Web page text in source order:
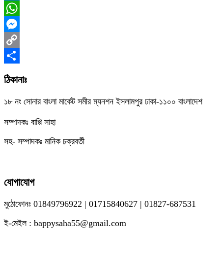
Facebook
WhatsApp
Messenger
Copy
Link
Share
ঠিকানাঃ
১৮ নং সোনার বাংলা মার্কেট সমীর ম্যনশন ইসলামপুর ঢাকা-১১০০ বাংলাদেশ
সম্পাদকঃ বাপ্পি সাহা
সহ- সম্পাদকঃ মানিক চক্রবর্তী
যোগাযোগ
মুঠোফোনঃ 01849796922 | 01715840627 | 01827-687531
ই-মেইল : bappysaha55@gmail.com